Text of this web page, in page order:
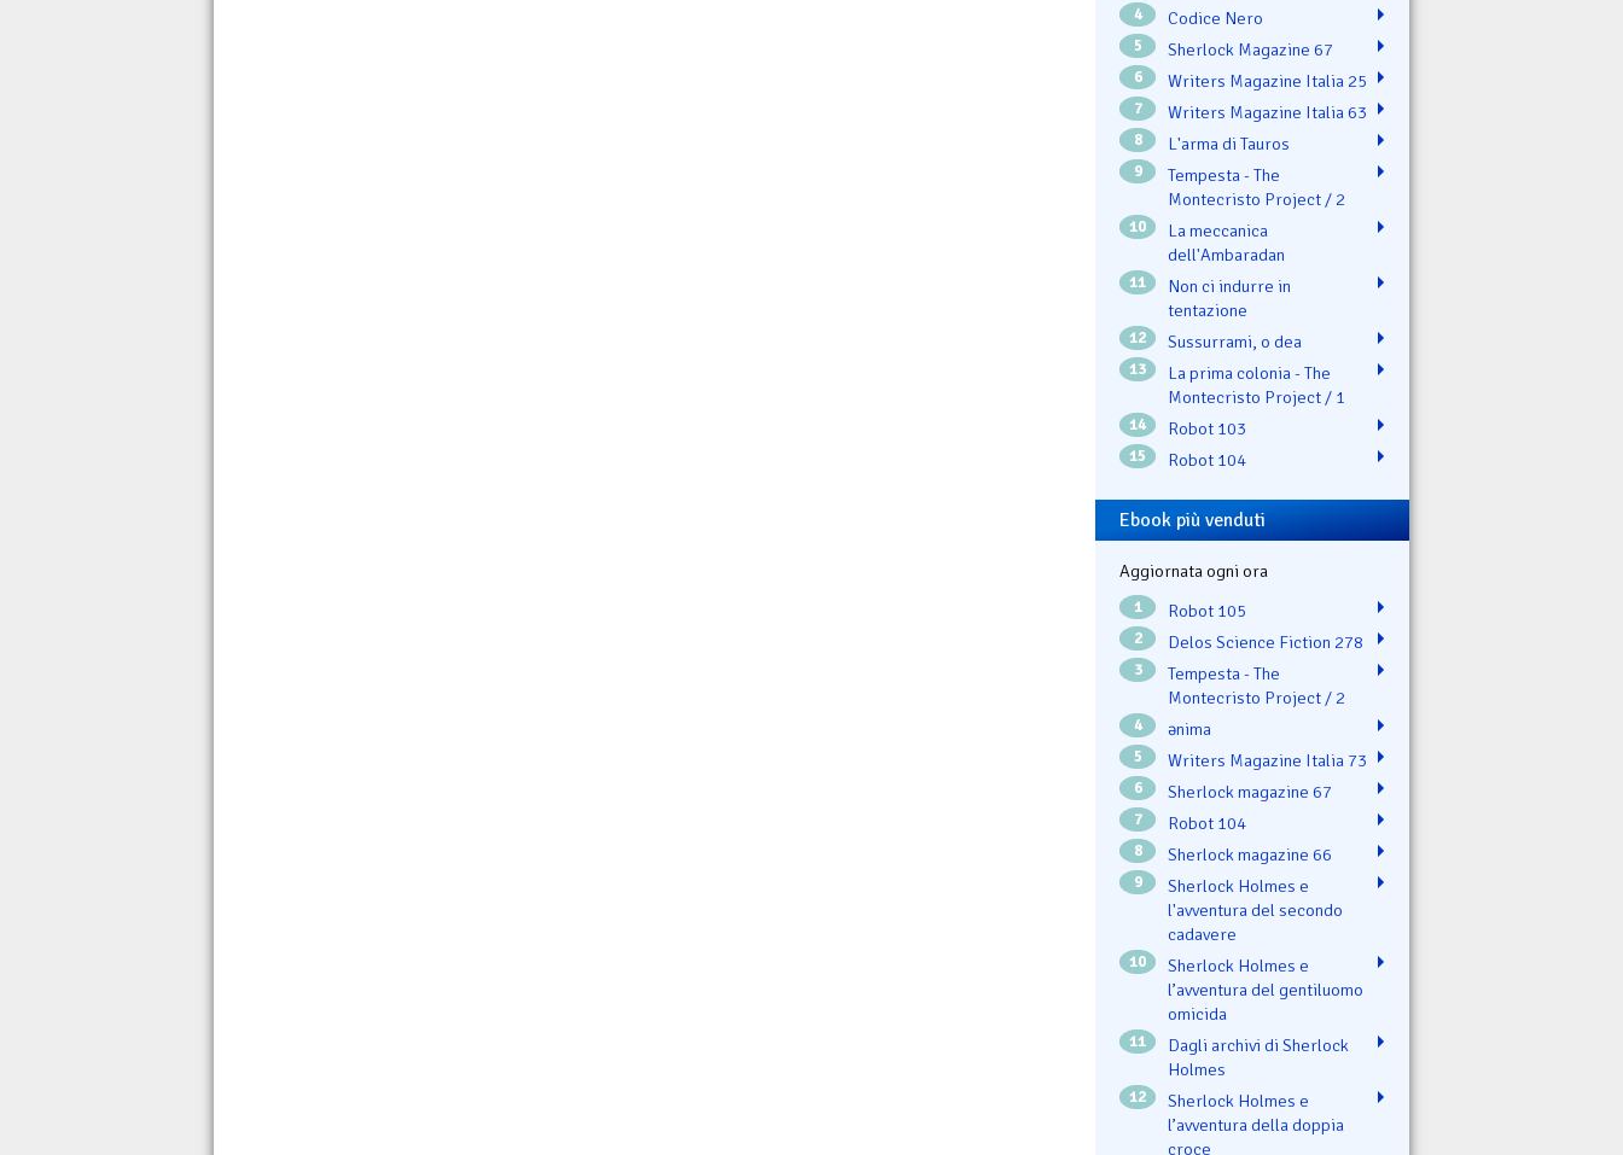
4 Codice Nero
5 Sherlock Magazine 67
6 Writers Magazine Italia 25
7 Writers Magazine Italia 63
8 L'arma di Tauros
9
Tempesta - The
Montecristo Project / 2
10
La meccanica
dell'Ambaradan
11
Non ci indurre in
tentazione
12 Sussurrami, o dea
13
La prima colonia - The
Montecristo Project / 1
14 Robot 103
15 Robot 104
Ebook più venduti
Aggiornata ogni ora
1 Robot 105
2 Delos Science Fiction 278
3
Tempesta - The
Montecristo Project / 2
4 ənima
5 Writers Magazine Italia 73
6 Sherlock magazine 67
7 Robot 104
8 Sherlock magazine 66
9
Sherlock Holmes e
l'avventura del secondo
cadavere
10
Sherlock Holmes e
l’avventura del gentiluomo
omicida
11
Dagli archivi di Sherlock
Holmes
12
Sherlock Holmes e
l’avventura della doppia
croce